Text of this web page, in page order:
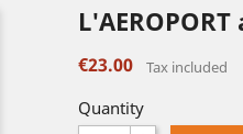
€23.00 Tax included
Quantity